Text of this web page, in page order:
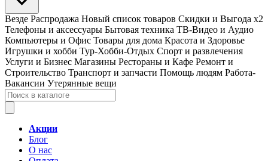
Везде Распродажа Новый список товаров Скидки и Выгода x2
Телефоны и аксессуары Бытовая техника ТВ-Видео и Аудио
Компьютеры и Офис Товары для дома Красота и Здоровье
Игрушки и хобби Тур-Хобби-Отдых Спорт и развлечения
Услуги и Бизнес Магазины Рестораны и Кафе Ремонт и
Строительство Транспорт и запчасти Помощь людям Работа-
Вакансии Утерянные вещи
Акции
Блог
О нас